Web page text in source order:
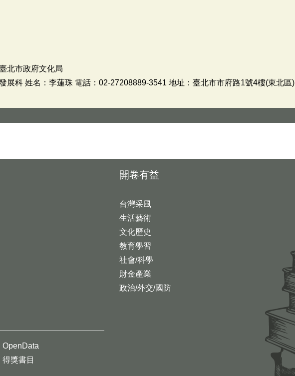
北市政府文化局
展科 姓名：李蓮珠 電話：02-27208889-3541 地址：臺北市市府路1號4樓(東北區)
開卷有益
台灣采風
生活藝術
文化歷史
教育學習
社會/科學
財金產業
政治/外交/國防
OpenData
得獎書目